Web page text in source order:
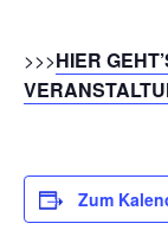
>>>HIER
Zum